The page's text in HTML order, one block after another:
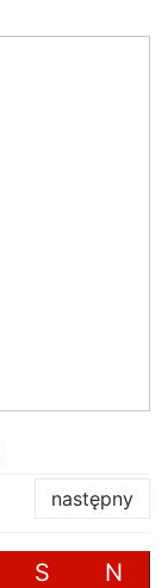
następny
S N